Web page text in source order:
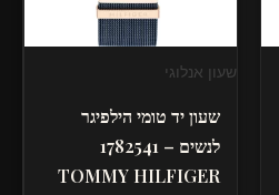
שעון אנלוגי
שעון יד טומי הילפיגר
לנשים – 1782541
TOMMY HILFIGER